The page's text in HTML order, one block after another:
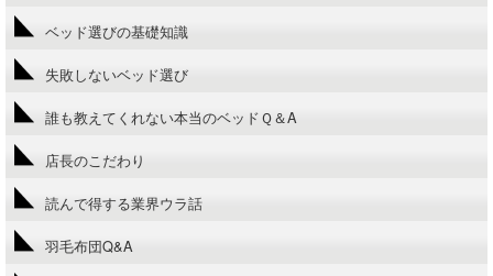
ベッド選びの基礎知識
失敗しないベッド選び
誰も教えてくれない本当のベッドＱ＆A
店長のこだわり
読んで得する業界ウラ話
羽毛布団Q&A